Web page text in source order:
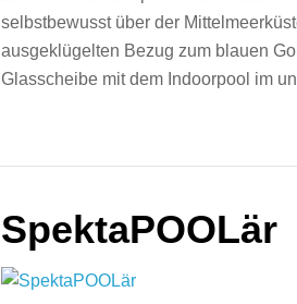
selbstbewusst über der
ausgeklügelten Bezug zum blauen
Glasscheibe mit dem Indoorpool im
SpektaPOOLär